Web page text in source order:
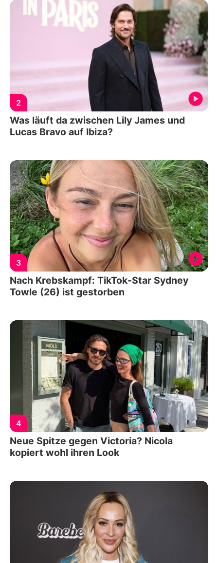
2
Was läuft da zwischen Lily James und
Lucas Bravo auf Ibiza?
3
Nach Krebskampf: TikTok-Star Sydney
Towle (26) ist gestorben
4
Neue Spitze gegen Victoria? Nicola
kopiert wohl ihren Look